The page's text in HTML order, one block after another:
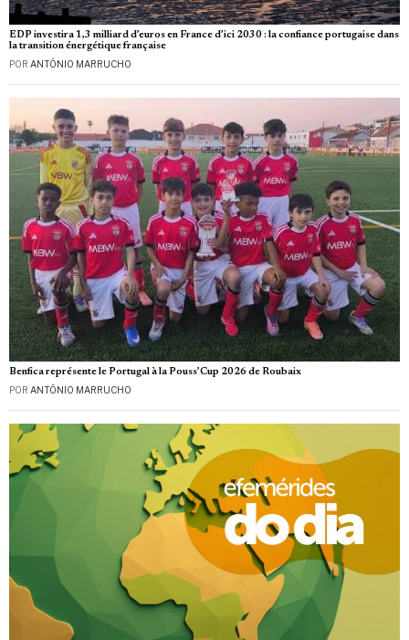
EDP investira 1,3 milliard d’euros en France d’ici 2030 : la confiance portugaise dans
la transition énergétique française
POR ANTÓNIO MARRUCHO
Benfica représente le Portugal à la Pouss’Cup 2026 de Roubaix
POR ANTÓNIO MARRUCHO